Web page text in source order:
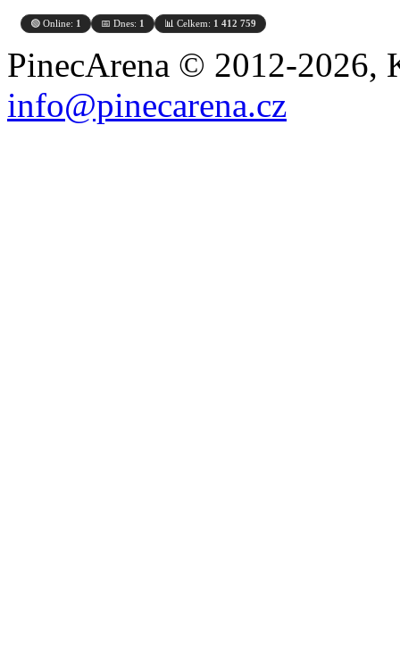
🟢 Online: 1 📅 Dnes: 1 📊 Celkem: 1 412 759
PinecArena © 2012-2026,
info@pinecarena.cz